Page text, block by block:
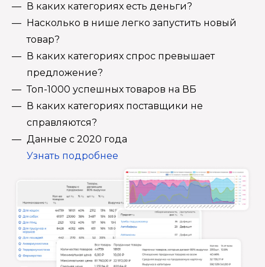
В каких категориях есть деньги?
Насколько в нише легко запустить новый
товар?
В каких категориях спрос превышает
предложение?
Топ-1000 успешных товаров на ВБ
В каких категориях поставщики не
справляются?
Данные с 2020 года
Узнать подробнее